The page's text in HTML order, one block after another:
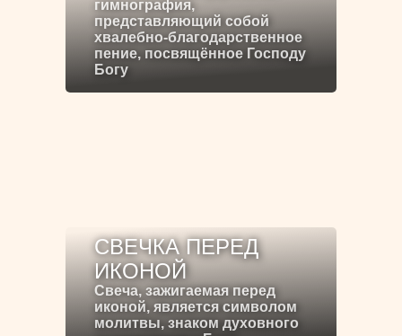
гимнография,
представляющий собой
хвалебно-благодарственное
пение, посвящённое Господу
Богу
СВЕЧКА ПЕРЕД
ИКОНОЙ
Свеча, зажигаемая перед
иконой, является символом
молитвы, знаком духовного